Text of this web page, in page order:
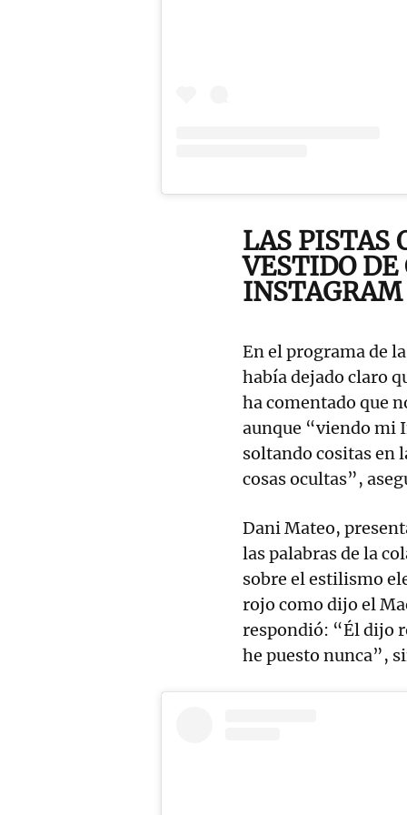
LAS PISTAS
VESTIDO
INSTAGRAM
En el programa de
había dejado claro
ha comentado que
aunque “viendo mi
soltando cositas en
cosas ocultas”,
Dani Mateo,
las palabras de la
sobre el estilismo
rojo como dijo el
respondió: “Él dijo
he puesto nunca”,